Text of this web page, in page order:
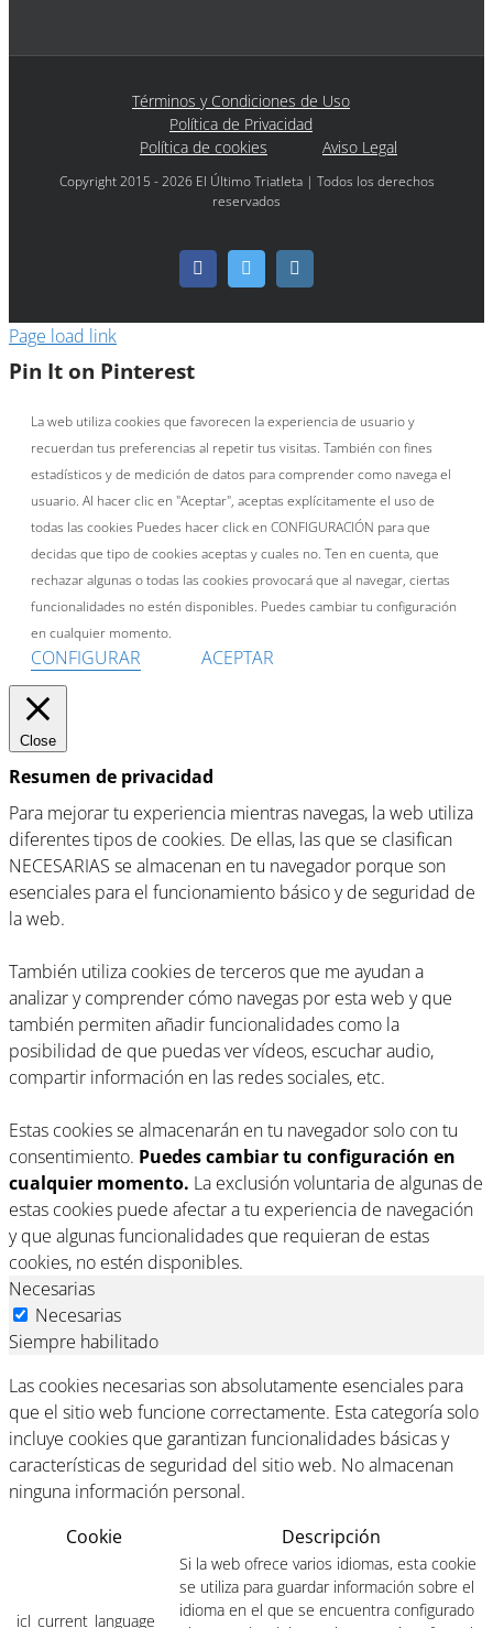
Términos y Condiciones de Uso
Política de Privacidad
Política de cookies
Aviso Legal
Copyright 2015 - 2026 El Último Triatleta | Todos los derechos
reservados
FacebookTwitter
Page load link
Pin It on Pinterest
La web utiliza cookies que favorecen la experiencia de usuario y
recuerdan tus preferencias al repetir tus visitas. También con fines
estadísticos y de medición de datos para comprender como navega el
usuario. Al hacer clic en "Aceptar", aceptas explícitamente el uso de
todas las cookies Puedes hacer click en CONFIGURACIÓN para que
decidas que tipo de cookies aceptas y cuales no. Ten en cuenta, que
rechazar algunas o todas las cookies provocará que al navegar, ciertas
funcionalidades no estén disponibles. Puedes cambiar tu configuración
en cualquier momento.
CONFIGURAR ACEPTAR
Close
Resumen de privacidad
Para mejorar tu experiencia mientras navegas, la web utiliza
diferentes tipos de cookies. De ellas, las que se clasifican
NECESARIAS se almacenan en tu navegador porque son
esenciales para el funcionamiento básico y de seguridad de
la web.
También utiliza cookies de terceros que me ayudan a
analizar y comprender cómo navegas por esta web y que
también permiten añadir funcionalidades como la
posibilidad de que puedas ver vídeos, escuchar audio,
compartir información en las redes sociales, etc.
Estas cookies se almacenarán en tu navegador solo con tu
consentimiento. Puedes cambiar tu configuración en
cualquier momento. La exclusión voluntaria de algunas de
estas cookies puede afectar a tu experiencia de navegación
y que algunas funcionalidades que requieran de estas
cookies, no estén disponibles.
Necesarias
Necesarias
Siempre habilitado
Las cookies necesarias son absolutamente esenciales para
que el sitio web funcione correctamente. Esta categoría solo
incluye cookies que garantizan funcionalidades básicas y
características de seguridad del sitio web. No almacenan
ninguna información personal.
Cookie
Descripción
_icl_current_language
Si la web ofrece varios idiomas, esta cookie
se utiliza para guardar información sobre el
idioma en el que se encuentra configurado